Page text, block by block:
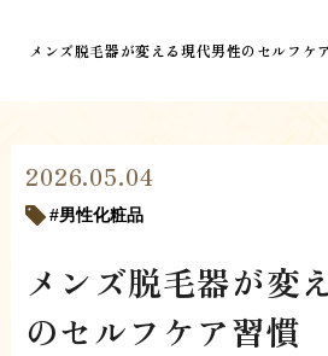
メンズ脱毛器が変える現代男性のセルフケ
2026.05.04
男性化粧品
メンズ脱毛器が変
のセルフケア習慣